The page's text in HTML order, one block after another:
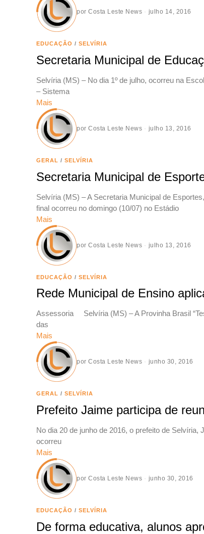
por Costa Leste News julho 14, 2016
EDUCAÇÃO / SELVÍRIA
Secretaria Municipal de
Selvíria (MS) – No dia 1º de julho, ocorreu na
– Sistema
Mais
por Costa Leste News julho 13, 2016
GERAL / SELVÍRIA
Secretaria Municipal de
Selvíria (MS) – A Secretaria Municipal de
final ocorreu no domingo (10/07) no Estádio
Mais
por Costa Leste News julho 13, 2016
EDUCAÇÃO / SELVÍRIA
Rede Municipal de Ensino
Assessoria Selvíria (MS) – A Provinha Brasil
das
Mais
por Costa Leste News junho 30, 2016
GERAL / SELVÍRIA
Prefeito Jaime participa de
No dia 20 de junho de 2016, o prefeito de
ocorreu
Mais
por Costa Leste News junho 30, 2016
EDUCAÇÃO / SELVÍRIA
De forma educativa, alunos